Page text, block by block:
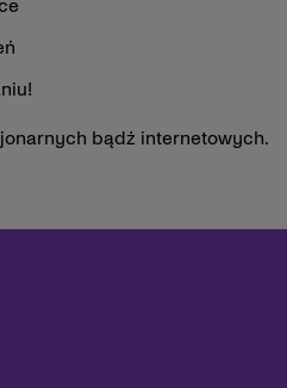
bądź internetowych.